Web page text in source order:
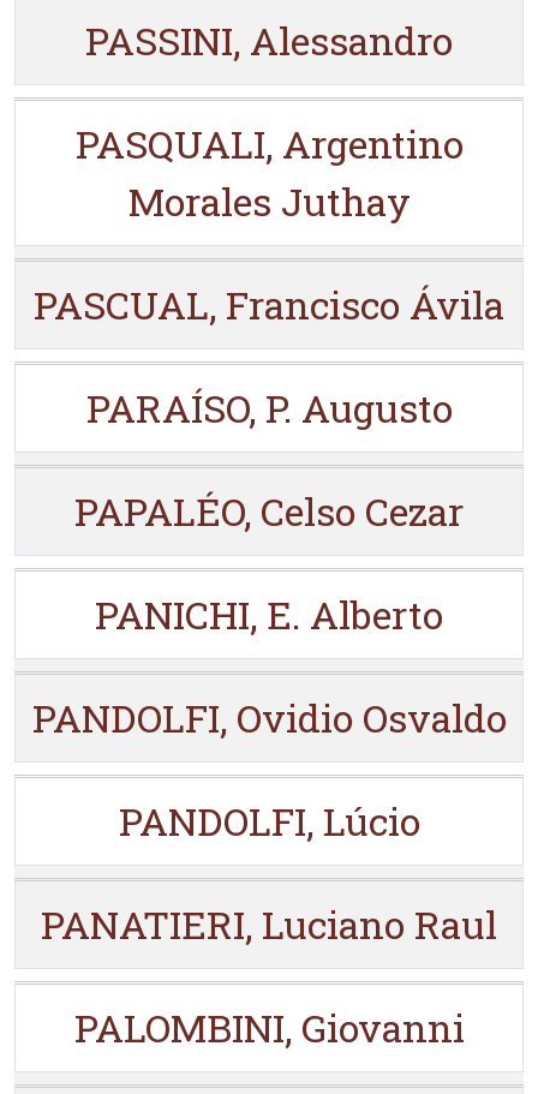
PASSINI, Alessandro
PASQUALI, Argentino
Morales Juthay
PASCUAL, Francisco Ávila
PARAÍSO, P. Augusto
PAPALÉO, Celso Cezar
PANICHI, E. Alberto
PANDOLFI, Ovidio Osvaldo
PANDOLFI, Lúcio
PANATIERI, Luciano Raul
PALOMBINI, Giovanni